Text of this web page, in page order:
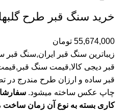
خرید سنگ قبر طرح
55,674,000 تومان
زیباترین سنگ قبر ایران,سنگ
قبر ساده و ارزان طرح مندرج در
چاپ عکس ساخته میشود.
کاری بسته به نوع آن زمان ساخت